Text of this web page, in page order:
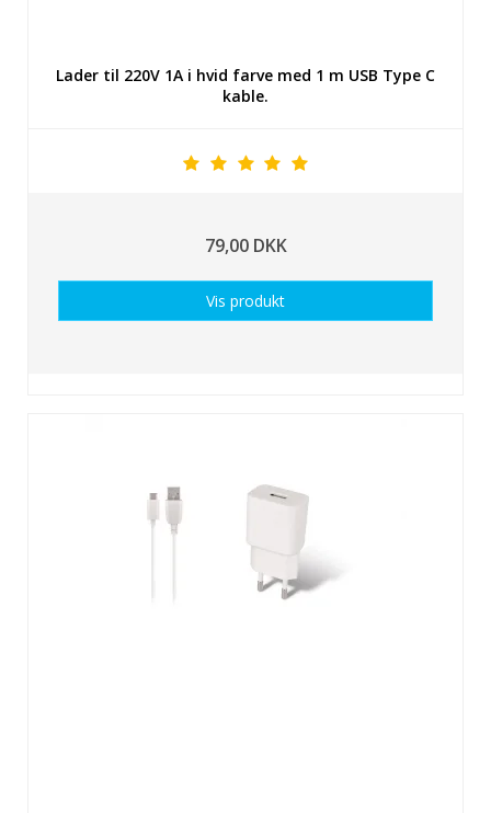
Lader til 220V 1A i hvid farve med 1 m USB Type C
kable.
79,00 DKK
Vis produkt